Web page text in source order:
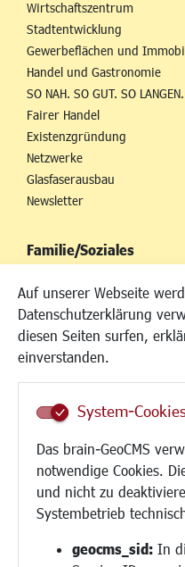
Auf unserer Webseite
Datenschutzerklärung
diesen Seiten surfen,
einverstanden.
System-
Das brain-GeoCMS
notwendige Cookies.
und nicht zu
Systembetrieb
geocms_sid: In
Wirtschaftszentrum
Stadtentwicklung
Gewerbeflächen und
Handel und Gastronomie
SO NAH. SO GUT. SO LANGEN.
Fairer Handel
Existenzgründung
Netzwerke
Glasfaserausbau
Newsletter
Familie/Soziales
Kinderbetreuung
Kinder und Jugend
Institutionen für Familien
Frauen
Schule
Demokratie leben
Ukrainehilfe
Hilfe für Geflüchtete
Religion